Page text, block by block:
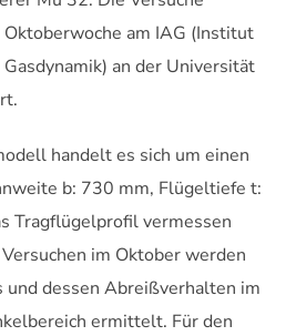
am IAG (Institut
an der Universität
handelt es sich um einen
b: 730 mm, Flügeltiefe t:
Tragflügelprofil vermessen
im Oktober werden
und dessen Abreißverhalten im
ermittelt. Für den